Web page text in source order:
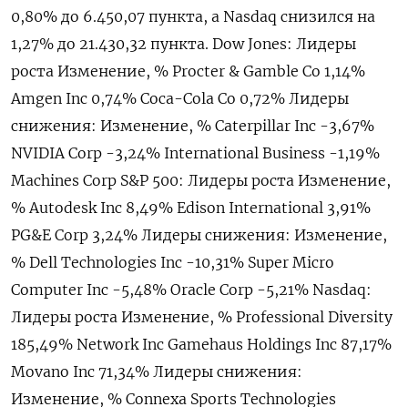
0,80% до 6.450,07​ пункта, а Nasdaq снизился на
1,27% до 21.430,32 пункта. Dow Jones: Лидеры
роста Изменение, % Procter & Gamble Co 1,14%
Amgen Inc 0,74% Coca-Cola Co 0,72% Лидеры
снижения: Изменение, % Caterpillar Inc -3,67%
NVIDIA Corp -3,24% International Business -1,19%
Machines Corp S&P 500: Лидеры роста Изменение,
% Autodesk Inc 8,49% Edison International 3,91%
PG&E Corp 3,24% Лидеры снижения: Изменение,
% Dell Technologies Inc -10,31% Super Micro
Computer Inc -5,48% Oracle Corp -5,21% Nasdaq:
Лидеры роста Изменение, % Professional Diversity
185,49% Network Inc Gamehaus Holdings Inc 87,17%
Movano Inc 71,34% Лидеры снижения:
Изменение, % Connexa Sports Technologies